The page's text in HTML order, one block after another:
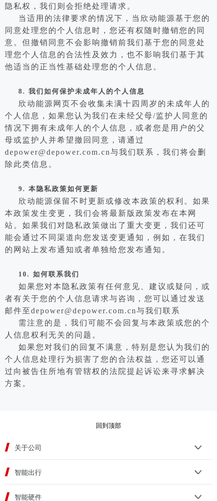
隐私权，我们则会拒绝处理请求。
当适用的法律要求的情况下，当欣动能源基于您的
同意处理您的个人信息时，您还有权随时撤销您的同
意。但撤销同意不会影响撤销前我们基于您的同意处
理您个人信息的合法性及效力，也不影响我们基于其
他适当的正当性基础处理您的个人信息。
8. 我们如何保护未成年人的个人信息
欣动能源网页不会收集未满十四周岁的未成年人的
个人信息，如果您认为我们在未经父母/监护人同意的
情况下拥有未成年人的个人信息，或者您是用户的父
母或监护人并希望撤回同意，请通过
depower@depower.com.cn与我们联系，我们将会删
除此类信息。
9. 本隐私政策如何更新
欣动能源保留不时更新或修改本政策的权利。如果
本政策发生变更，我们会将最新版政策发布在本网
站。如果我们对隐私政策做出了重大变更，我们还可
能会通过不同渠道向您发送变更通知，例如，在我们
的网站上发布通知或者单独给您发布通知。
10. 如何联系我们
如果您对本隐私政策有任何意见、建议或疑问，或
者有关于您的个人信息请求与咨询，您可以通过发送
邮件至depower@depower.com.cn与我们联系
需注意的是，我们可能不会回复与本政策或您的个
人信息权利无关的问题。
如果您对我们的回复不满意，特别是您认为我们的
个人信息处理行为损害了您的合法权益，您还可以通
过向被告住所地有管辖权的法院提起诉讼来寻求解决
方案。
回到顶部
关于公司
智能出行
智能硬件